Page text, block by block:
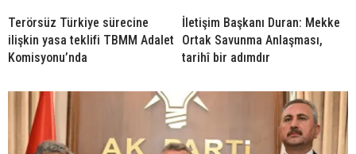
Terörsüz Türkiye sürecine
ilişkin yasa teklifi TBMM Adalet
Komisyonu’nda
İletişim Başkanı Duran: Mekke
Ortak Savunma Anlaşması,
tarihî bir adımdır